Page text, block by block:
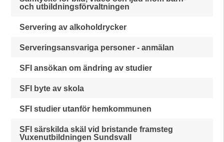
och utbildningsförvaltningen
Servering av alkoholdrycker
Serveringsansvariga personer - anmälan
SFI ansökan om ändring av studier
SFI byte av skola
SFI studier utanför hemkommunen
SFI särskilda skäl vid bristande framsteg
Vuxenutbildningen Sundsvall